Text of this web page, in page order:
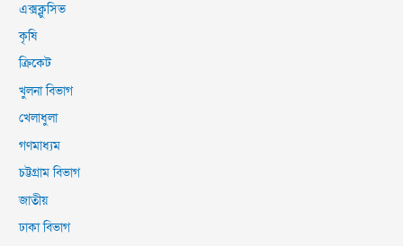
এক্সক্লুসিভ
কৃষি
ক্রিকেট
খুলনা বিভাগ
খেলাধুলা
গণমাধ্যম
চট্টগ্রাম বিভাগ
জাতীয়
ঢাকা বিভাগ